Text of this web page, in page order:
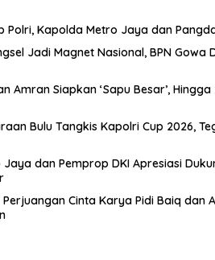
Polri, Kapolda Metro Jaya dan
Jadi Magnet Nasional, BPN
Amran Siapkan ‘Sapu Besar’,
Bulu Tangkis Kapolri Cup 2026,
dan Pemprop DKI Apresiasi
Perjuangan Cinta Karya Pidi Baiq dan